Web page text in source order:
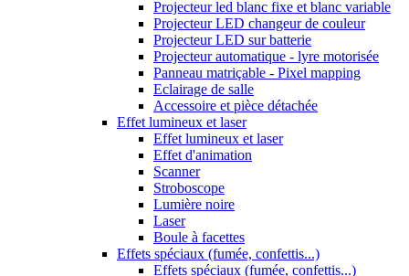
Projecteur led blanc fixe et blanc variable
Projecteur LED changeur de couleur
Projecteur LED sur batterie
Projecteur automatique - lyre motorisée
Panneau matriçable - Pixel mapping
Eclairage de salle
Accessoire et pièce détachée
Effet lumineux et laser
Effet lumineux et laser
Effet d'animation
Scanner
Stroboscope
Lumière noire
Laser
Boule à facettes
Effets spéciaux (fumée, confettis...)
Effets spéciaux (fumée, confettis...)